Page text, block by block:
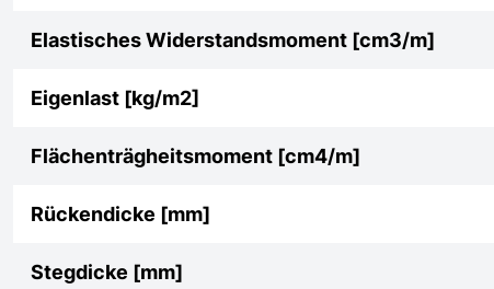
Elastisches Widerstandsmoment [cm3/m]
Eigenlast [kg/m2]
Flächenträgheitsmoment [cm4/m]
Rückendicke [mm]
Stegdicke [mm]